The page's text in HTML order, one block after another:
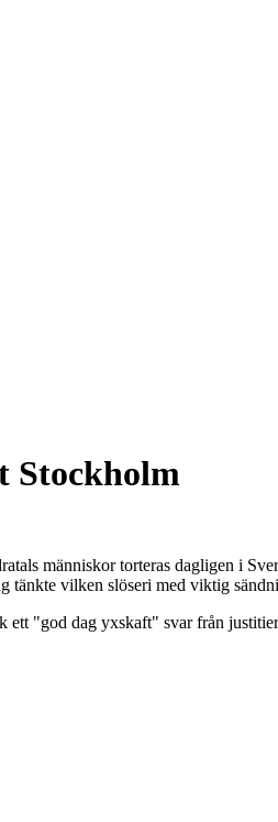
Stockholm
människor torteras dagligen i
tänkte vilken slöseri med viktig
ett "god dag yxskaft" svar från